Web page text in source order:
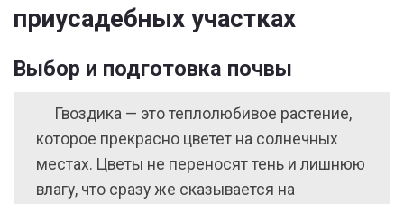
приусадебных участках
Выбор и подготовка почвы
Гвоздика — это теплолюбивое растение,
которое прекрасно цветет на солнечных
местах. Цветы не переносят тень и лишнюю
влагу, что сразу же сказывается на